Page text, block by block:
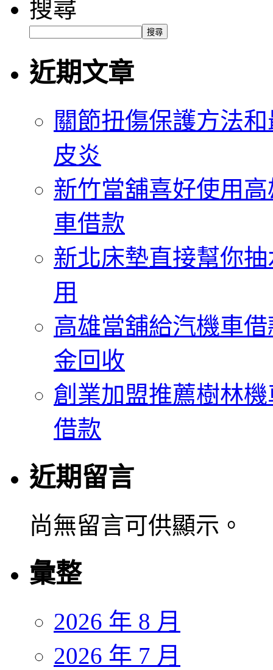
搜尋
搜尋
近期文章
關節扭傷保護方法
皮炎
新竹當舖喜好使用
車借款
新北床墊直接幫你
用
高雄當舖給汽機車
金回收
創業加盟推薦樹林
借款
近期留言
尚無留言可供顯示。
彙整
2026 年 8 月
2026 年 7 月